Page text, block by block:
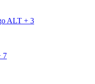
ALT + 3
7